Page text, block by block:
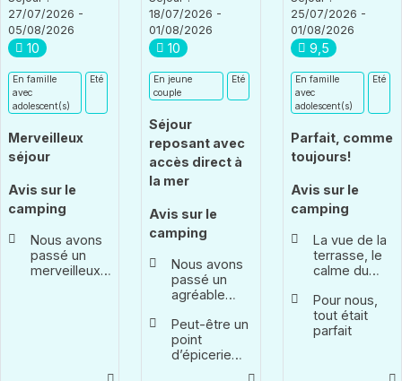
27/07/2026 -
05/08/2026
10
En famille
avec
adolescent(s)
Eté
Merveilleux
séjour
Avis sur le
camping
Nous avons
passé un
merveilleux
18/07/2026 -
01/08/2026
10
En jeune
couple
Eté
Séjour
reposant avec
accès direct à
la mer
Avis sur le
camping
Nous avons
passé un
agréable
un
environnement
calme et
Peut-être un
point
d’épicerie
25/07/2026 -
01/08/2026
9,5
En famille
avec
adolescent(s)
Eté
Parfait, comme
toujours!
Avis sur le
camping
La vue de la
terrasse, le
calme du
mobilhome
bien équipé,
avec la clim,
Pour nous,
tout était
parfait